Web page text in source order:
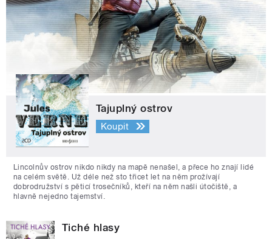
Tajuplný ostrov
Koupit
Lincolnův ostrov nikdo nikdy na mapě nenašel, a přece ho znají lidé
na celém světě. Už déle než sto třicet let na něm prožívají
dobrodružství s pěticí trosečníků, kteří na něm našli útočiště, a
hlavně nejedno tajemství.
Tiché hlasy